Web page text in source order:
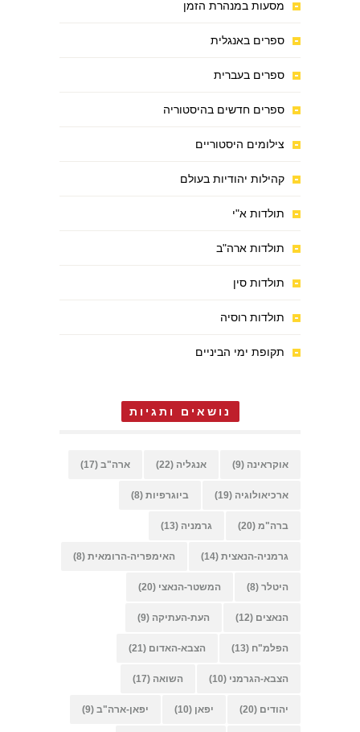
מסעות במנהרת הזמן
ספרים באנגלית
ספרים בעברית
ספרים חדשים בהיסטוריה
צילומים היסטוריים
קהילות יהודיות בעולם
תולדות א"י
תולדות ארה"ב
תולדות סין
תולדות רוסיה
תקופת ימי הביניים
נושאים ותגיות
אוקראינה (9) אנגליה (22) ארה"ב (17)
ארכיאולוגיה (19) ביוגרפיות (8)
ברה"מ (20) גרמניה (13)
גרמניה-הנאצית (14) האימפריה-הרומאית (8)
היטלר (8) המשטר-הנאצי (20)
הנאצים (12) העת-העתיקה (9)
הפלמ"ח (13) הצבא-האדום (21)
הצבא-הגרמני (10) השואה (17)
יהודים (20) יפאן (10) יפאן-ארה"ב (9)